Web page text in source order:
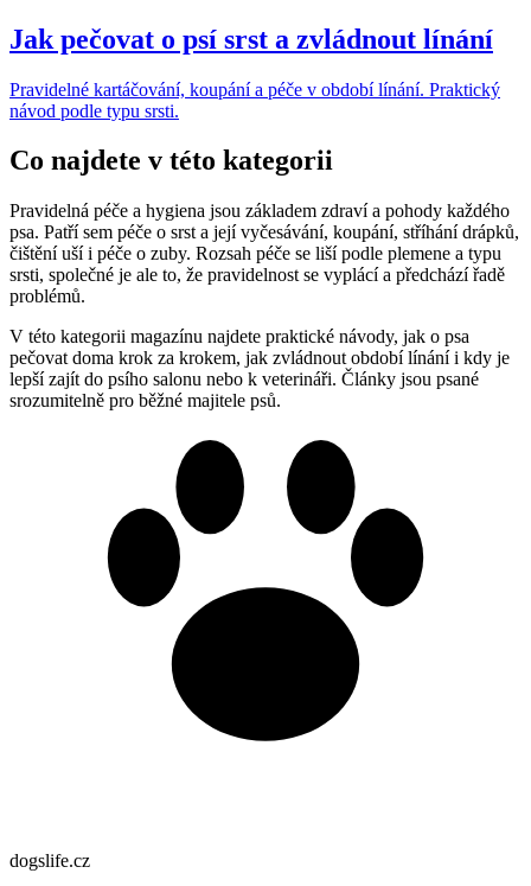
Jak pečovat o psí srst a zvládnout línání
Pravidelné kartáčování, koupání a péče v období línání. Praktický
návod podle typu srsti.
Co najdete v této kategorii
Pravidelná péče a hygiena jsou základem zdraví a pohody každého
psa. Patří sem péče o srst a její vyčesávání, koupání, stříhání drápků,
čištění uší i péče o zuby. Rozsah péče se liší podle plemene a typu
srsti, společné je ale to, že pravidelnost se vyplácí a předchází řadě
problémů.
V této kategorii magazínu najdete praktické návody, jak o psa
pečovat doma krok za krokem, jak zvládnout období línání i kdy je
lepší zajít do psího salonu nebo k veterináři. Články jsou psané
srozumitelně pro běžné majitele psů.
dogslife.cz